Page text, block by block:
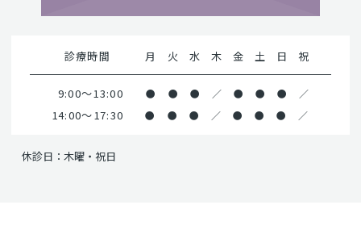
診療時間 月 火 水 木 金 土 日 祝
9:00～13:00 ● ● ● ／ ● ● ● ／
14:00～17:30 ● ● ● ／ ● ● ● ／
休診日：木曜・祝日